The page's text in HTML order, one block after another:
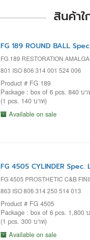
สินค้า
FG 189 ROUND BALL
FG 189 RESTORATION
801 ISO 806 314 001 524 006
Product # FG 189
Package : box of 6 pcs. 840 บา
(1 pcs. 140 บาท)
Available on sale
FG 4505 CYLINDER
FG 4505 PROSTHETIC C&B
863 ISO 806 314 250 514 013
Product # FG 4505
Package : box of 6 pcs. 1,800
(1 pcs. 300 บาท)
Available on sale